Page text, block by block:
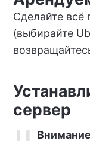
Сделайте всё
(выбирайте
сервер